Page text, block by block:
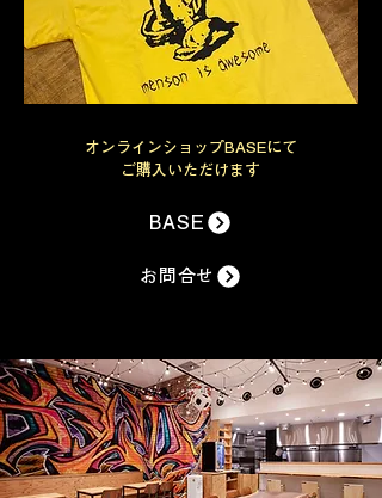
オンラインショップBASEにて
ご購入いただけます
BASE
お問合せ